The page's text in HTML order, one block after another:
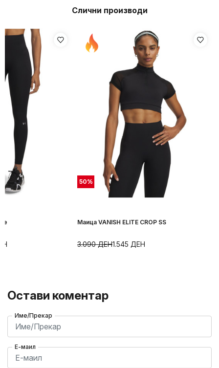
Слични производи
50%
Маица VANISH ELITE CROP SS
1.545 ДЕН
3.090ДЕН
Остави коментар
Име/Прекар
Е-маил